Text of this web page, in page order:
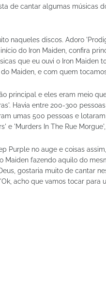
de cantar algumas músicas
naqueles discos. Adoro
do Iron Maiden, confira
que eu ouvi o Iron Maiden
Maiden, e com quem
principal e eles eram meio
Havia entre 200-300
umas 500 pessoas e
e 'Murders In The Rue
Purple no auge e coisas
Maiden fazendo aquilo do
gostaria muito de cantar
acho que vamos tocar para